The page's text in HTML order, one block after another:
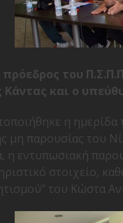
του
και ο
η
μη παρουσίας του
εντυπωσιακή
στοιχείο,
του Κώστα